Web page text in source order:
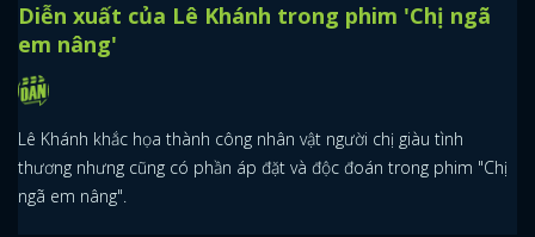
Diễn xuất của Lê Khánh trong phim 'Chị ngã
em nâng'
Lê Khánh khắc họa thành công nhân vật người chị giàu tình
thương nhưng cũng có phần áp đặt và độc đoán trong phim "Chị
ngã em nâng".